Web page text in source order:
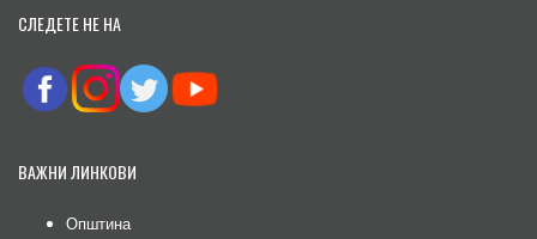
СЛЕДЕТЕ НЕ НА
ВАЖНИ ЛИНКОВИ
Општина